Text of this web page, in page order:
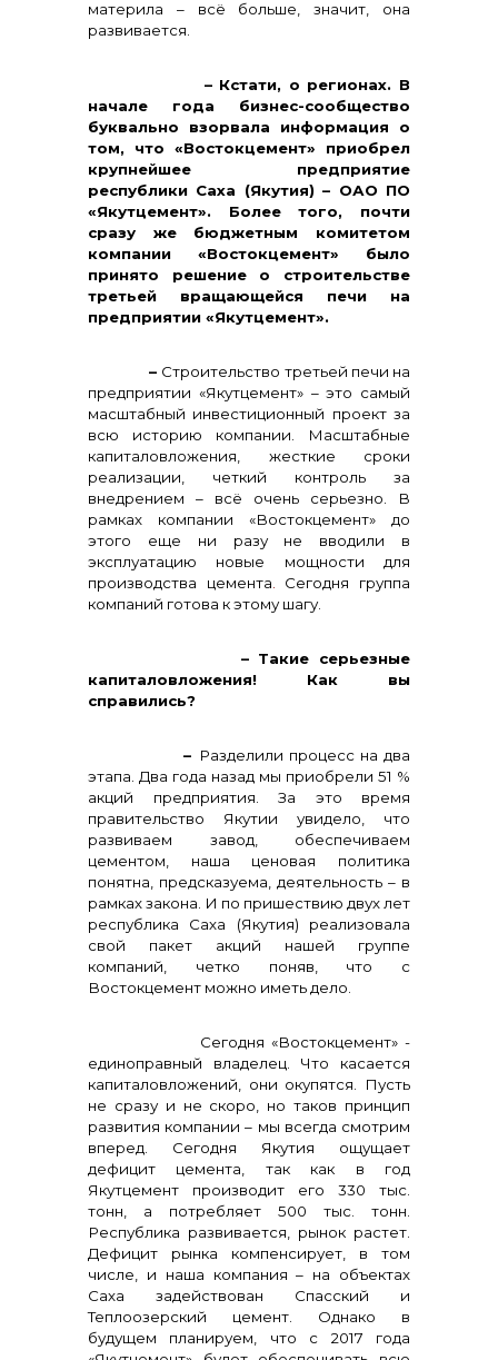
+7 (423) 234 50 50
info@vostokcement.ru
материла – всё больше, значит, она
развивается.
– Кстати, о регионах. В
начале года бизнес-сообщество
буквально взорвала информация о
том, что «Востокцемент» приобрел
крупнейшее предприятие
республики Саха (Якутия) – ОАО ПО
«Якутцемент». Более того, почти
сразу же бюджетным комитетом
компании «Востокцемент» было
принято решение о строительстве
третьей вращающейся печи на
предприятии «Якутцемент».
– Строительство третьей печи на
предприятии «Якутцемент» – это самый
масштабный инвестиционный проект за
всю историю компании. Масштабные
капиталовложения, жесткие сроки
реализации, четкий контроль за
внедрением – всё очень серьезно. В
рамках компании «Востокцемент» до
этого еще ни разу не вводили в
эксплуатацию новые мощности для
производства цемента
Сегодня группа
компаний готова к этому шагу.
– Такие серьезные
капиталовложения! Как вы
справились?
– Разделили процесс на два
этапа. Два года назад мы приобрели 51 %
акций предприятия. За это время
правительство Якутии увидело, что
развиваем завод, обеспечиваем
цементом, наша ценовая политика
понятна, предсказуема, деятельность – в
рамках закона. И по пришествию двух лет
республика Саха (Якутия) реализовала
свой пакет акций нашей группе
компаний, четко поняв, что с
Востокцемент можно иметь дело.
Сегодня «Востокцемент» -
единоправный владелец. Что касается
капиталовложений, они окупятся. Пусть
не сразу и не скоро, но таков принцип
развития компании – мы всегда смотрим
вперед. Сегодня Якутия ощущает
дефицит цемента, так как в год
Якутцемент производит его 330 тыс.
тонн, а потребляет 500 тыс. тонн.
Республика развивается, рынок растет.
Дефицит рынка компенсирует, в том
числе, и наша компания – на объектах
Саха задействован Спасский и
Теплоозерский цемент. Однако в
будущем планируем, что с 2017 года